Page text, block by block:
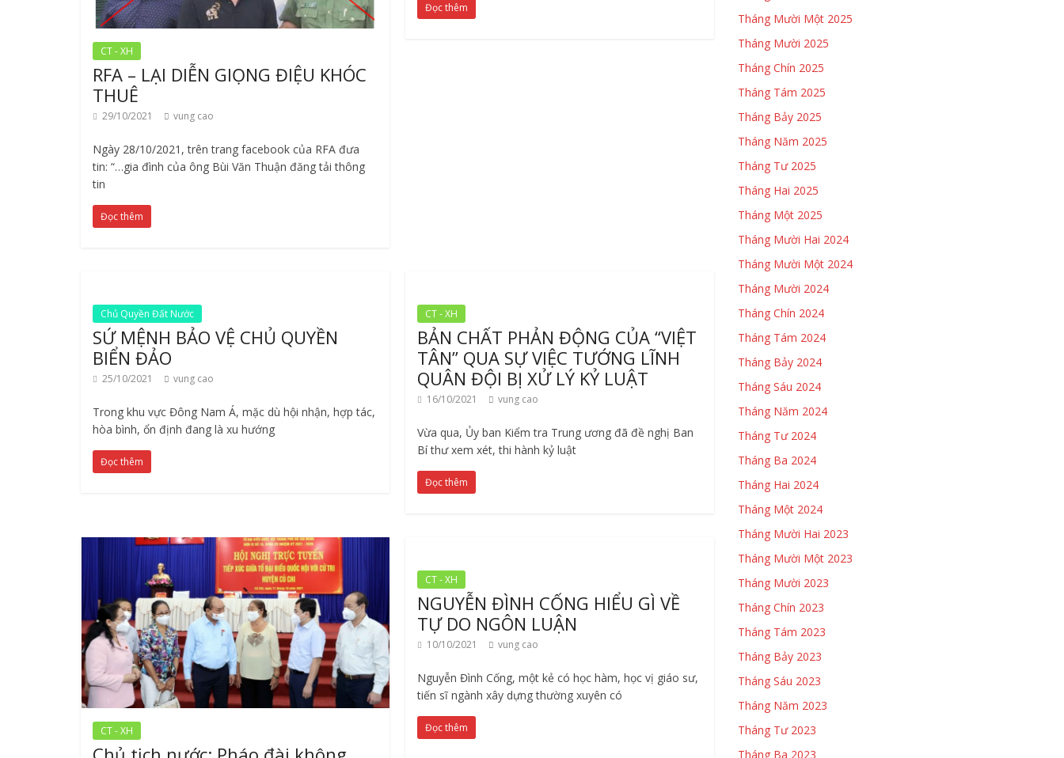
CT - XH
RFA – LẠI DIỄN GIỌNG ĐIỆU KHÓC
THUÊ
29/10/2021 vung cao
Ngày 28/10/2021, trên trang facebook của RFA đưa
tin: “…gia đình của ông Bùi Văn Thuận đăng tải thông
tin
Đọc thêm
Đọc thêm
Chủ Quyền Đất Nước
SỨ MỆNH BẢO VỆ CHỦ QUYỀN
BIỂN ĐẢO
25/10/2021 vung cao
Trong khu vực Đông Nam Á, mặc dù hội nhận, hợp tác,
hòa bình, ổn định đang là xu hướng
Đọc thêm
CT - XH
BẢN CHẤT PHẢN ĐỘNG CỦA “VIỆT
TÂN” QUA SỰ VIỆC TƯỚNG LĨNH
QUÂN ĐỘI BỊ XỬ LÝ KỶ LUẬT
16/10/2021 vung cao
Vừa qua, Ủy ban Kiểm tra Trung ương đã đề nghị Ban
Bí thư xem xét, thi hành kỷ luật
Đọc thêm
CT - XH
CT - XH
NGUYỄN ĐÌNH CỐNG HIỂU GÌ VỀ
TỰ DO NGÔN LUẬN
10/10/2021 vung cao
Nguyễn Đình Cống, một kẻ có học hàm, học vị giáo sư,
tiến sĩ ngành xây dựng thường xuyên có
Đọc thêm
Tháng Mười Một 2025
Tháng Mười 2025
Tháng Chín 2025
Tháng Tám 2025
Tháng Bảy 2025
Tháng Năm 2025
Tháng Tư 2025
Tháng Hai 2025
Tháng Một 2025
Tháng Mười Hai 2024
Tháng Mười Một 2024
Tháng Mười 2024
Tháng Chín 2024
Tháng Tám 2024
Tháng Bảy 2024
Tháng Sáu 2024
Tháng Năm 2024
Tháng Tư 2024
Tháng Ba 2024
Tháng Hai 2024
Tháng Một 2024
Tháng Mười Hai 2023
Tháng Mười Một 2023
Tháng Mười 2023
Tháng Chín 2023
Tháng Tám 2023
Tháng Bảy 2023
Tháng Sáu 2023
Tháng Năm 2023
Tháng Tư 2023
Tháng Ba 2023